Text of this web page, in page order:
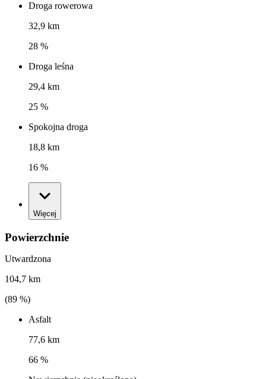
Droga rowerowa
32,9 km
28 %
Droga leśna
29,4 km
25 %
Spokojna droga
18,8 km
16 %
Więcej
Powierzchnie
Utwardzona
104,7 km
(89 %)
Asfalt
77,6 km
66 %